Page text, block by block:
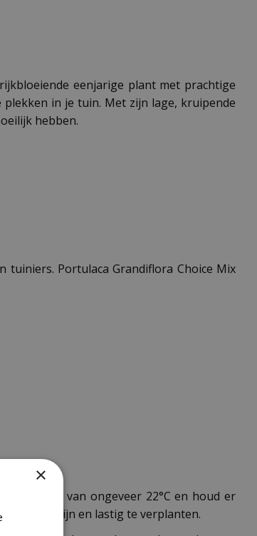
eenjarige plant met prachtige
in je tuin. Met zijn lage, kruipende
hebben.
Portulaca Grandiflora Choice Mix
van ongeveer 22°C en houd er
zijn en lastig te verplanten.
×